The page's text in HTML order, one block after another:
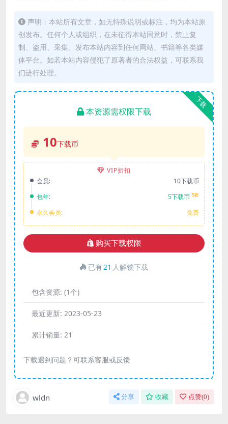
声明：本站所有文章，如无特殊说明或标注，均为本站原
创发布。任何个人或组织，在未征得本站同意时，禁止复
制、盗用、采集、发布本站内容到任何网站、书籍等各类媒
体平台。如若本站内容侵犯了原著者的合法权益，可联系我
们进行处理。
下载
本资源需权限下载
10下载币
VIP折扣
会员:
10下载币
包年:
5下载币 5折
永久会员: 免费
购买下载权限
已有21 人解锁下载
包含资源: (1个)
最近更新: 2023-05-23
累计销量: 21
下载遇到问题？可联系客服或反馈
wldn 分享 收藏 点赞(0)